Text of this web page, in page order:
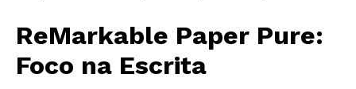
ReMarkable Paper Pure:
Foco na Escrita